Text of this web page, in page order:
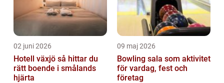
02 juni 2026
Hotell växjö så hittar du
rätt boende i smålands
hjärta
09 maj 2026
Bowling sala som aktivitet
för vardag, fest och
företag